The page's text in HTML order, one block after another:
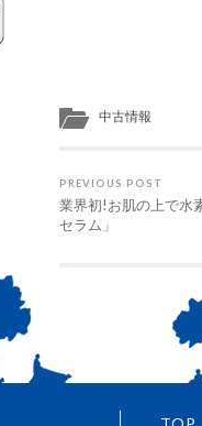
中古情報
PREVIOUS POST
業界初!お肌の上で水
セラム」